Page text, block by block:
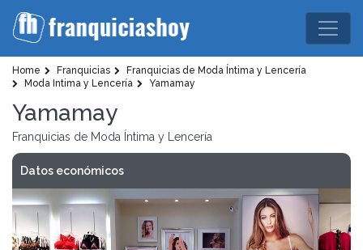
Home Franquicias
Franquicias de Moda Íntima y Lencería
Moda Intima y Lencería
Yamamay
Yamamay
Franquicias de Moda Íntima y Lencería
Datos económicos